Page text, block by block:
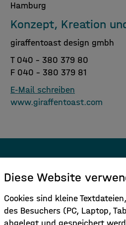
Hamburg
Konzept, Kreation
giraffentoast design gmbh
T 040 - 380 379 80
F 040 - 380 379 81
E-Mail schreiben
www.giraffentoast.com
Melden Sie sich für
Hier
Diese Website
Cookies sind kleine
des Besuchers (PC, Laptop,